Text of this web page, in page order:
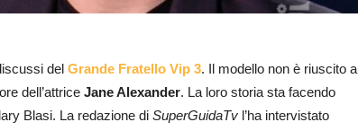
del Grande Fratello Vip 3. Il modello non è riuscito a
dell’attrice Jane Alexander. La loro storia sta facendo
Blasi. La redazione di SuperGuidaTv l’ha intervistato